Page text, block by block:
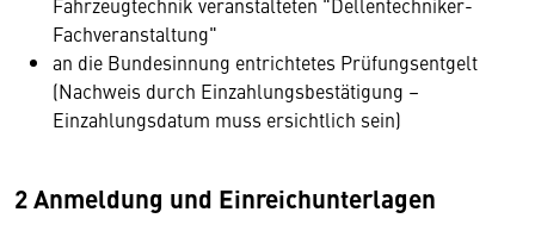
Fachveranstaltung"
an die Bundesinnung entrichtetes Prüfungsentgelt
(Nachweis durch Einzahlungsbestätigung –
Einzahlungsdatum muss ersichtlich sein)
2 Anmeldung und Einreichunterlagen